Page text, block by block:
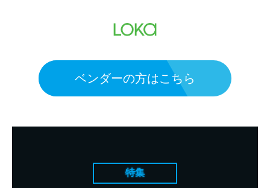
ベンダーの方はこちら
特集